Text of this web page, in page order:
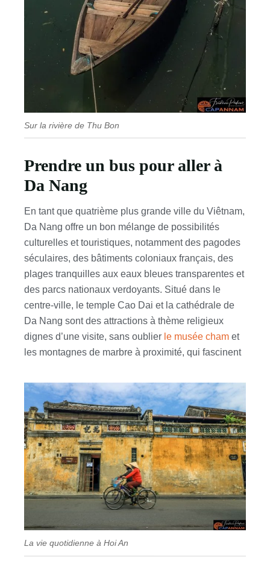
Sur la rivière de Thu Bon
Prendre un bus pour aller à
Da Nang
En tant que quatrième plus grande ville du Viêtnam,
Da Nang offre un bon mélange de possibilités
culturelles et touristiques, notamment des pagodes
séculaires, des bâtiments coloniaux français, des
plages tranquilles aux eaux bleues transparentes et
des parcs nationaux verdoyants. Situé dans le
centre-ville, le temple Cao Dai et la cathédrale de
Da Nang sont des attractions à thème religieux
dignes d’une visite, sans oublier le musée cham et
les montagnes de marbre à proximité, qui fascinent
La vie quotidienne à Hoi An